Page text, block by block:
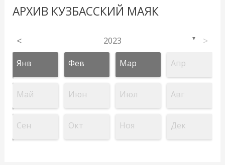
АРХИВ КУЗБАССКИЙ МАЯК
< 2023 ▼ >
Янв Фев Мар Апр
Май Июн Июл Авг
Сен Окт Ноя Дек